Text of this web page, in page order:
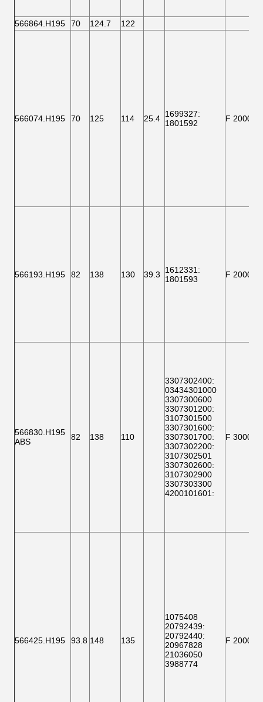
566864.H195 70 124.7 122
566074.H195 70 125 114 25.4 1699327:
1801592
F 200006
566193.H195 82 138 130 39.3 1612331 :
1801593
F 200009
566830.H195
ABS
82 138 110
3307302400:
03434301000
3307300600
3307301200:
3107301500
3307301600:
3307301700:
3307302200:
3107302501
3307302600:
3107302900
3307303300
4200101601 :
F
566425.H195 93.8 148 135
1075408
20792439:
20792440:
20967828
21036050
3988774
F